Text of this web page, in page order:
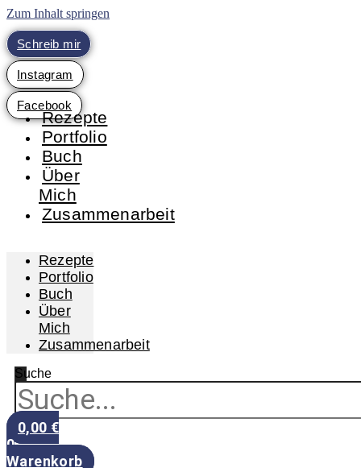
Zum Inhalt springen
Schreib mir
Instagram
Facebook
Rezepte
Portfolio
Buch
Über
Mich
Zusammenarbeit
Rezepte
Portfolio
Buch
Über
Mich
Zusammenarbeit
Suche
0,00 €
0
Warenkorb